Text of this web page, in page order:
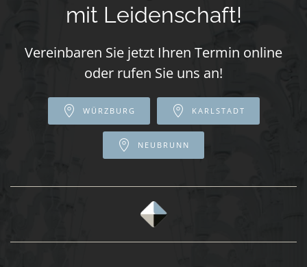
mit Leidenschaft!
Vereinbaren Sie jetzt Ihren Termin online
oder rufen Sie uns an!
WÜRZBURG KARLSTADT
NEUBRUNN